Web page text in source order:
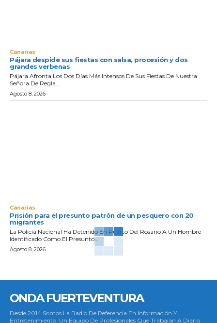
Canarias
Pájara despide sus fiestas con salsa, procesión y dos
grandes verbenas
Pájara Afronta Los Dos Días Más Intensos De Sus Fiestas De Nuestra
Señora De Regla...
Agosto 8, 2026
Canarias
Prisión para el presunto patrón de un pesquero con 20
migrantes
La Policía Nacional Ha Detenido En Puerto Del Rosario A Un Hombre
Identificado Como El Presunto...
Agosto 8, 2026
ONDA FUERTEVENTURA
Desde 2014 Somos La Radio De Referencia En Información Y
Entretenimiento. Un Equipo De Profesionales Que Trabajan A Diario